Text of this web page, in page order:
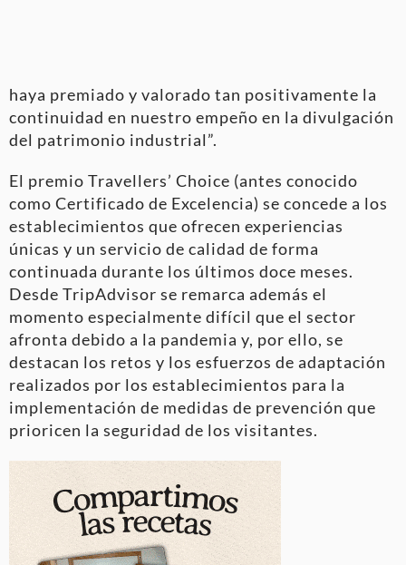
haya premiado y valorado tan positivamente la
continuidad en nuestro empeño en la divulgación
del patrimonio industrial”.
El premio Travellers’ Choice (antes conocido
como Certificado de Excelencia) se concede a los
establecimientos que ofrecen experiencias
únicas y un servicio de calidad de forma
continuada durante los últimos doce meses.
Desde TripAdvisor se remarca además el
momento especialmente difícil que el sector
afronta debido a la pandemia y, por ello, se
destacan los retos y los esfuerzos de adaptación
realizados por los establecimientos para la
implementación de medidas de prevención que
prioricen la seguridad de los visitantes.